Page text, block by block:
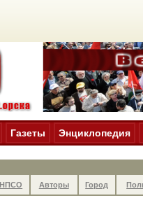
Газеты Энциклопедия
НПСО Авторы Город